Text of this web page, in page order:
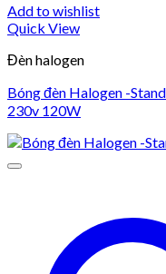
Add to wishlist
Quick View
Đèn halogen
Bóng đèn Halogen -
230v 120W